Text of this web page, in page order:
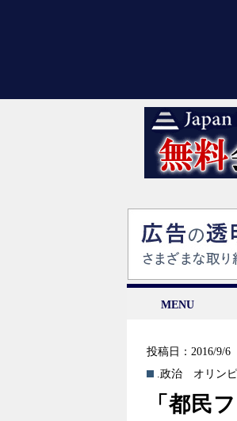
MENU
投稿日：2016/9/6
.政治
オリン
「都民